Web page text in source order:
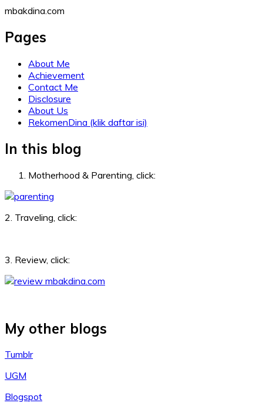
Skip
content
mbakdina.com
Pages
About Me
Achievement
Contact Me
Disclosure
About Us
RekomenDina (klik daftar isi)
In this blog
Motherhood & Parenting, click:
2. Traveling, click:
3. Review, click:
My other blogs
Tumblr
UGM
Blogspot